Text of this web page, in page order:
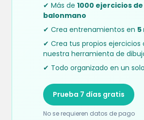
✔ Más de 1000 ejercicios de
balonmano
✔ Crea entrenamientos en 5
✔ Crea tus propios ejercicios
nuestra herramienta de
✔ Todo organizado en un
Prueba 7 días gratis
No se requieren datos de pago